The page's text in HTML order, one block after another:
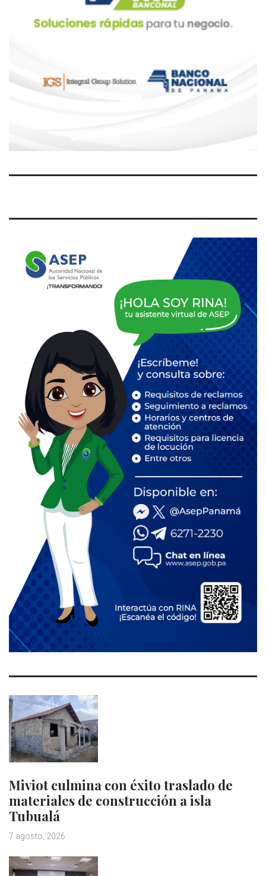
Miviot culmina con éxito traslado de
materiales de construcción a isla
Tubualá
7 agosto, 2026